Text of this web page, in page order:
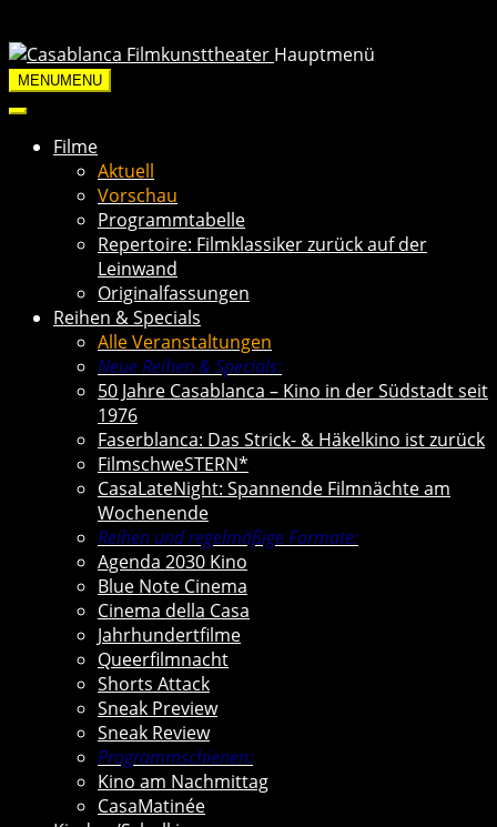
Hauptmenü
MENUMENU
Filme
Aktuell
Vorschau
Programmtabelle
Repertoire: Filmklassiker zurück auf der
Leinwand
Originalfassungen
Reihen & Specials
Alle Veranstaltungen
Neue Reihen & Specials:
50 Jahre Casablanca – Kino in der Südstadt seit
1976
Faserblanca: Das Strick- & Häkelkino ist zurück
FilmschweSTERN*
CasaLateNight: Spannende Filmnächte am
Wochenende
Reihen und regelmäßige Formate:
Agenda 2030 Kino
Blue Note Cinema
Cinema della Casa
Jahrhundertfilme
Queerfilmnacht
Shorts Attack
Sneak Preview
Sneak Review
Programmschienen:
Kino am Nachmittag
CasaMatinée